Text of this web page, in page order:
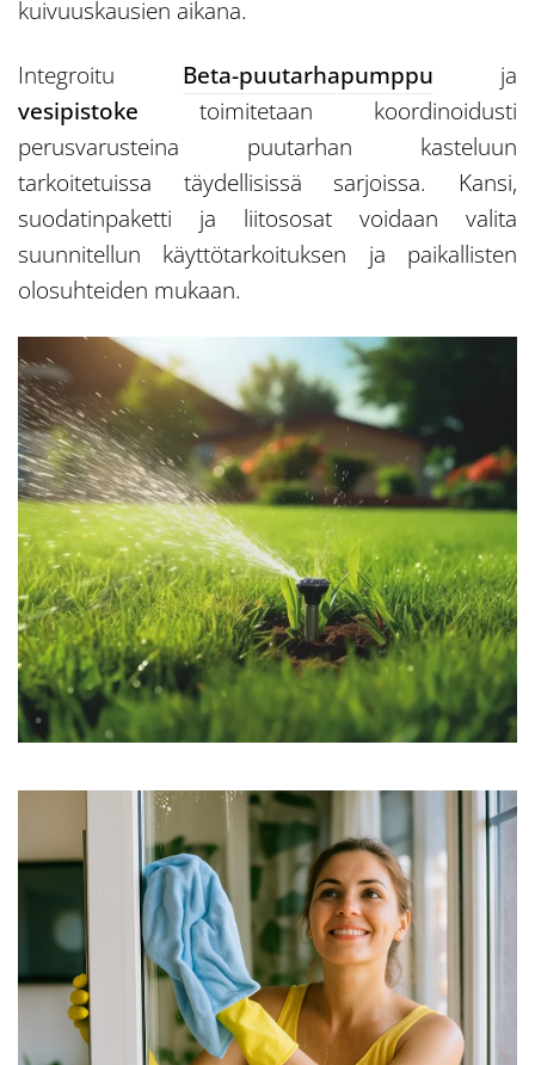
kuivuuskausien aikana.
Integroitu Beta-puutarhapumppu ja
vesipistoke toimitetaan koordinoidusti
perusvarusteina puutarhan kasteluun
tarkoitetuissa täydellisissä sarjoissa. Kansi,
suodatinpaketti ja liitososat voidaan valita
suunnitellun käyttötarkoituksen ja paikallisten
olosuhteiden mukaan.